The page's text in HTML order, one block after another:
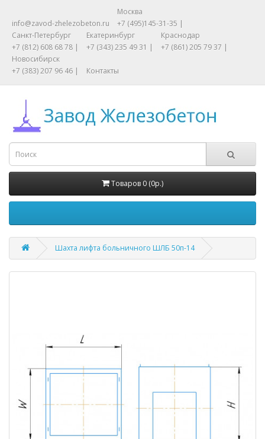
info@zavod-zhelezobeton.ru
Москва
+7 (495)145-31-35 |
Санкт-Петербург
+7 (812) 608 68 78 |
Екатеринбург
+7 (343) 235 49 31 |
Краснодар
+7 (861) 205 79 37 |
Новосибирск
+7 (383) 207 96 46 |
Контакты
Товаров 0 (0р.)
Шахта лифта больничного ШЛБ 50п-14